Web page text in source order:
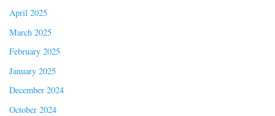
April 2025
March 2025
February 2025
January 2025
December 2024
October 2024